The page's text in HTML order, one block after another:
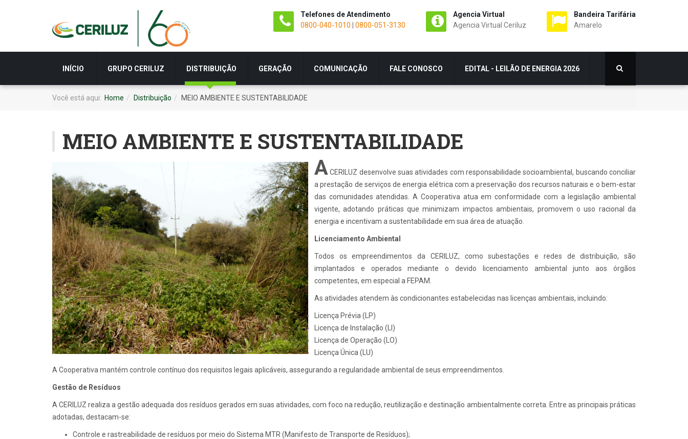
Telefones de Atendimento
0800-040-1010
0800-051-3130
Agencia Virtual
Agencia Virtual Ceriluz
Bandeira Tarifária
Amarelo
INÍCIO GRUPO CERILUZ DISTRIBUIÇÃO GERAÇÃO COMUNICAÇÃO FALE CONOSCO EDITAL - LEILÃO DE ENERGIA 2026
Você está aqui: Home Distribuição MEIO AMBIENTE E SUSTENTABILIDADE
MEIO AMBIENTE E SUSTENTABILIDADE
ACERILUZ desenvolve suas atividades com responsabilidade socioambiental, buscando conciliar
a prestação de serviços de energia elétrica com a preservação dos recursos naturais e o bem-estar
das comunidades atendidas. A Cooperativa atua em conformidade com a legislação ambiental
vigente, adotando práticas que minimizam impactos ambientais, promovem o uso racional da
energia e incentivam a sustentabilidade em sua área de atuação.
Licenciamento Ambiental
Todos os empreendimentos da CERILUZ, como subestações e redes de distribuição, são
implantados e operados mediante o devido licenciamento ambiental junto aos órgãos
competentes, em especial a FEPAM.
As atividades atendem às condicionantes estabelecidas nas licenças ambientais, incluindo:
Licença Prévia (LP)
Licença de Instalação (LI)
Licença de Operação (LO)
Licença Única (LU)
A Cooperativa mantém controle contínuo dos requisitos legais aplicáveis, assegurando a regularidade ambiental de seus empreendimentos.
Gestão de Resíduos
A CERILUZ realiza a gestão adequada dos resíduos gerados em suas atividades, com foco na redução, reutilização e destinação ambientalmente correta. Entre as principais práticas
adotadas, destacam-se:
Controle e rastreabilidade de resíduos por meio do Sistema MTR (Manifesto de Transporte de Resíduos);